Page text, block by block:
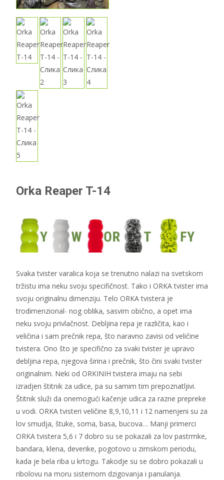
Orka Reaper T-14
Svaka tvister varalica koja se trenutno nalazi na svetskom
tržistu ima neku svoju specifičnost. Tako i ORKA tvister ima
svoju originalnu dimenziju. Telo ORKA tvistera je
trodimenzional- nog oblika, sasvim obično, a opet ima
neku svoju privlačnost. Debljina repa je različita, kao i
veličina i sam prečnik repa, što naravno zavisi od veličine
tvistera. Ono što je specifično za svaki tvister je upravo
debljina repa, njegova širina i prečnik, što čini svaki tvister
originalnim. Neki od ORKINIH tvistera imaju na sebi
izradjen štitnik za udice, pa su samim tim prepoznatljivi.
Štitnik služi da onemogući kačenje udica za razne prepreke
u vodi. ORKA tvisteri veličine 8,9,10,11 i 12 namenjeni su za
lov smudja, štuke, soma, basa, bucova… Manji primerci
ORKA tvistera 5,6 i 7 dobro su se pokazali za lov pastrmke,
bandara, klena, deverike, pogotovo u zimskom periodu,
kada je bela riba u krtogu. Takodje su se dobro pokazali u
ribolovu na moru sistemom dzigovanja i panulanja.